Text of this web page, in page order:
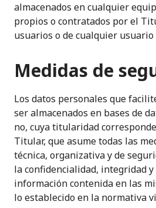
almacenados en cualquier
propios o contratados por el
usuarios o de cualquier
Medidas de
Los datos personales que
ser almacenados en bases de
no, cuya titularidad
Titular, que asume todas las
técnica, organizativa y de
la confidencialidad, integridad y
información contenida en las
lo establecido en la normativa